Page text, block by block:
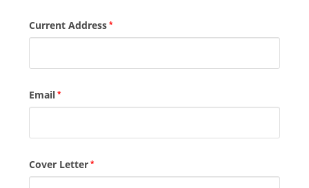
Current Address *
Email *
Cover Letter *